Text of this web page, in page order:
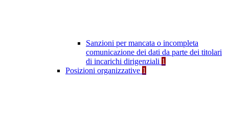
Sanzioni per mancata o incompleta
comunicazione dei dati da parte dei titolari
di incarichi dirigenziali 1
Posizioni organizzative 1